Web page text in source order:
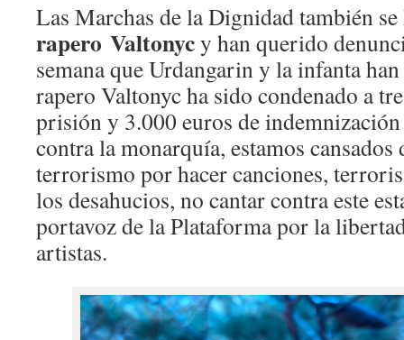
Las Marchas de la Dignidad también
rapero Valtonycy han querido
semana que Urdangarin y la infanta
rapero Valtonyc ha sido condenado a
prisión y 3.000 euros de
contra la monarquía, estamos cansados
terrorismo por hacer canciones,
los desahucios, no cantar contra este
portavoz de la Plataforma por la
artistas.